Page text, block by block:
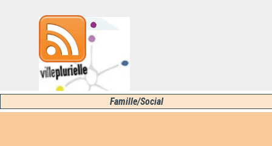
Sauter le menu
Famille/Social